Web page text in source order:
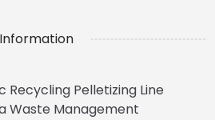
Information
Recycling Pelletizing Line
Waste Management